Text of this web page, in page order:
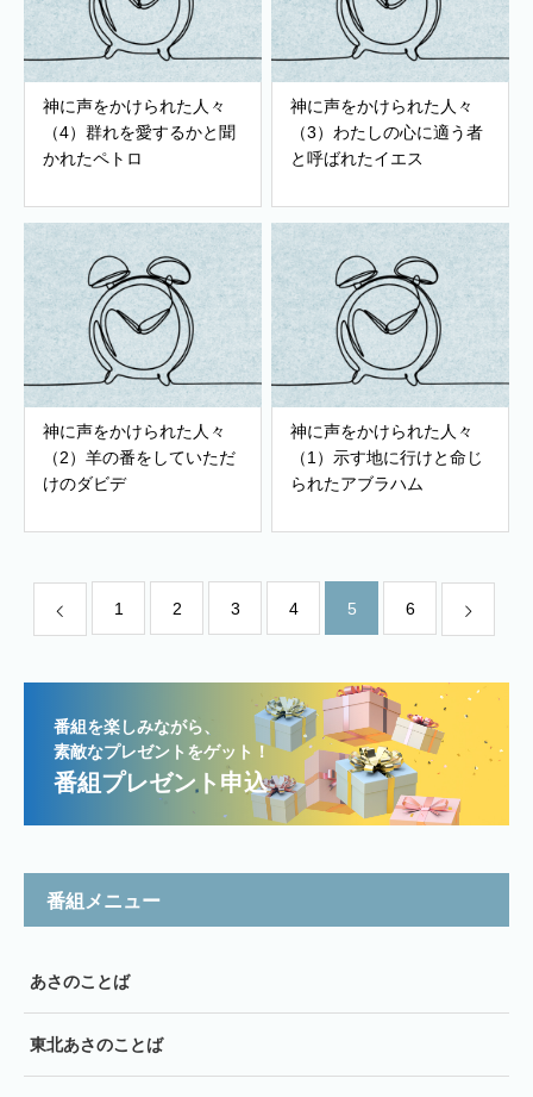
神に声をかけられた人々
（4）群れを愛するかと聞
かれたペトロ
神に声をかけられた人々
（3）わたしの心に適う者
と呼ばれたイエス
神に声をかけられた人々
（2）羊の番をしていただ
けのダビデ
神に声をかけられた人々
（1）示す地に行けと命じ
られたアブラハム
1 2 3 4 5 6
番組を楽しみながら、
素敵なプレゼントをゲット！
番組プレゼント申込
番組メニュー
あさのことば
東北あさのことば